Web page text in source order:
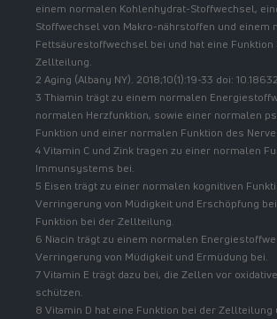
einem normalen Kohlenhydrat-Stoffwechsel,
Stoffwechsel von Makro-nährstoffen und einem
Fettsäurestoffwechsel bei und hat eine Funktion
Zellteilung.
2 Aging (Albany NY). 2018;10(1):19-33 doi:
3 Thiamin trägt zu einem normalen
normalen Herzfunktion, sowie einer normalen
Funktion und einer normalen Funktion des
4 Vitamin C und Zink tragen zu einer normalen
Immunsystems bei.
5 Eisen trägt zu einer normalen kognitiven
Verringerung von Müdigkeit und Erschöpfung
Funktion bei der Zellteilung.
6 Niacin trägt zu einem normalen
Verringerung von Müdigkeit und Ermüdung bei.
7 Vitamin E trägt dazu bei, die Zellen vor
schützen.
8 Vitamin D hat eine Funktion bei der Zellteilung